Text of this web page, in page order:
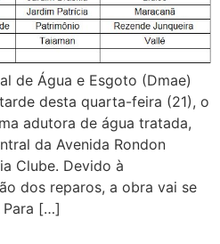
de Água e Esgoto (Dmae)
desta quarta-feira (21), o
adutora de água tratada,
da Avenida Rondon
Clube. Devido à
dos reparos, a obra vai se
Para […]